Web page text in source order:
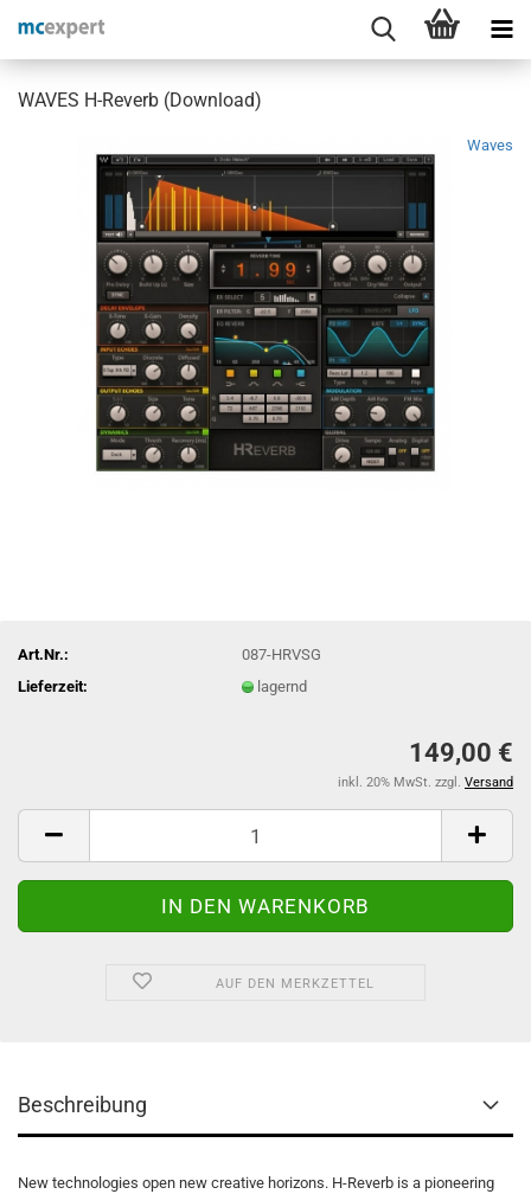
WAVES H-Reverb (Download)
Waves
Art.Nr.:
087-HRVSG
Lieferzeit:
lagernd
149,00 €
inkl. 20% MwSt. zzgl. Versand
AUF DEN MERKZETTEL
Beschreibung
New technologies open new creative horizons. H-Reverb is a pioneering